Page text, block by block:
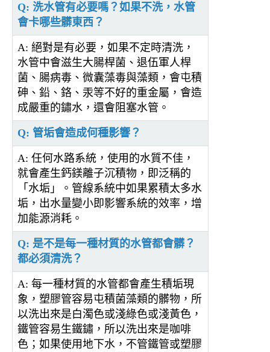
Q: 洗水管有必要嗎？如果不洗，水管
會卡哪些髒東西？
A: 絕對是有必要，如果不定時清洗，
水管中會滋生大腸桿菌、退伍軍人桿
菌、腸病毒、微囊藻毒與藻類，會屯積
砷、鉛、鉻、汞等不好的重金屬，會造
成嚴重的鏽水，還會阻塞水管。
Q: 管垢會造成何種影響？
A: 任何水路系統，使用的水質不佳，
就會產生鈣鎂離子沉積物，即泛稱的
「水垢」。管線系統中如果累積太多水
垢，出水量變小即影響系統的效率，增
加能源消耗。
Q: 是不是每一種材質的水管都會髒？
都必須清洗？
A: 每一種材質的水管都會產生積垢現
象，塑膠管容易屯積菌藻類的髒物，所
以洗出來是白濁色或淺綠色或淺黃色，
鐵管容易生鐵鏽，所以洗出來是咖啡
色；如果使用地下水，不管鐵管或塑膠